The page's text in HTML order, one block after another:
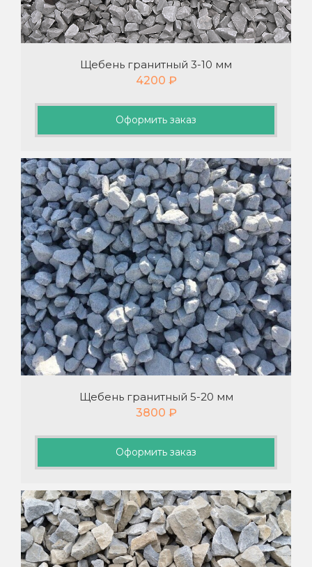
Щебень гранитный 3-10 мм
4200 ₽
Оформить заказ
Щебень гранитный 5-20 мм
3800 ₽
Оформить заказ